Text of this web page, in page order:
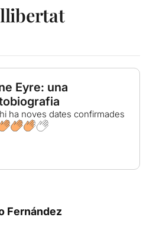
Eyre: una
ha noves dates confirmades
Fernández